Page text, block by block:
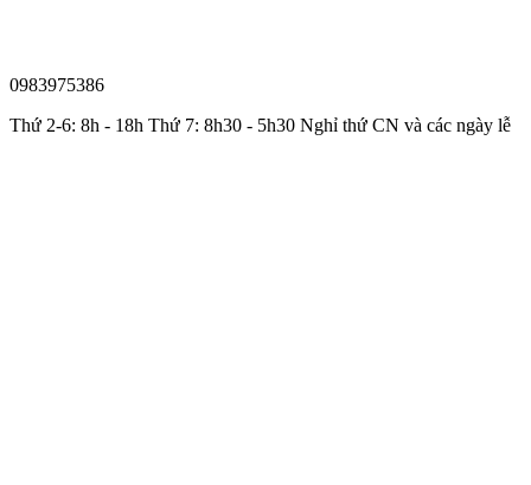
0983975386
Thứ 2-6: 8h - 18h Thứ 7: 8h30 - 5h30 Nghỉ thứ CN và các ngày lễ